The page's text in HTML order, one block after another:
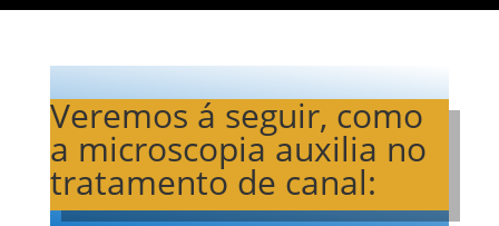
Veremos á seguir, como
a microscopia auxilia no
tratamento de canal: